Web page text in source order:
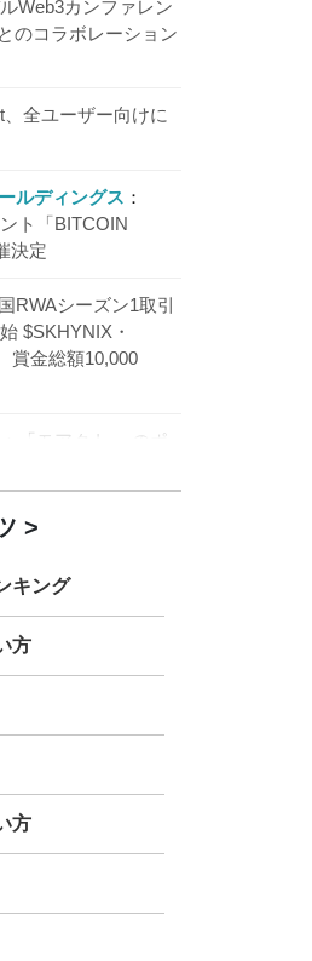
Web3カンファレン
のコラボレーション
、全ユーザー向けに
ルディングス
ト「BITCOIN
決定
RWAシーズン1取引
$SKHYNIX・
賞金総額10,000
「モアクト」 のポ
「JPYSC」徹底解
キング
方
方